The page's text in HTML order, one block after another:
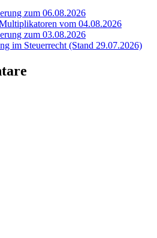
zum 06.08.2026
vom 04.08.2026
zum 03.08.2026
im Steuerrecht (Stand 29.07.2026)